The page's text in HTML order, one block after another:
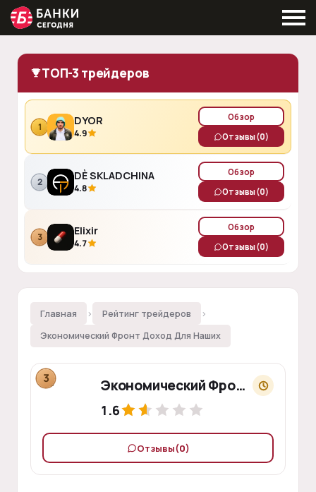
ТОП-3 трейдеров
1 DYOR
4.9
Обзор
Отзывы(0)
2 DÈ SKLADCHINA
4.8
Обзор
Отзывы(0)
3 Elixir
4.7
Обзор
Отзывы(0)
Главная › Рейтинг трейдеров ›
Экономический Фронт Доход Для Наших
3 Экономический Фронт Доход Для Наших
1.6
Отзывы(0)